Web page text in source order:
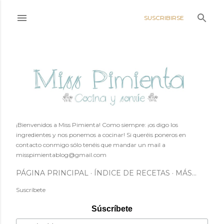
SUSCRIBIRSE
¡Bienvenidos a Miss Pimienta! Como siempre: ¡os digo los
ingredientes y nos ponemos a cocinar! Si queréis poneros en
contacto conmigo sólo tenéis que mandar un mail a
misspimientablog@gmail.com
PÁGINA PRINCIPAL ÍNDICE DE RECETAS MÁS…
Suscríbete
Súscríbete